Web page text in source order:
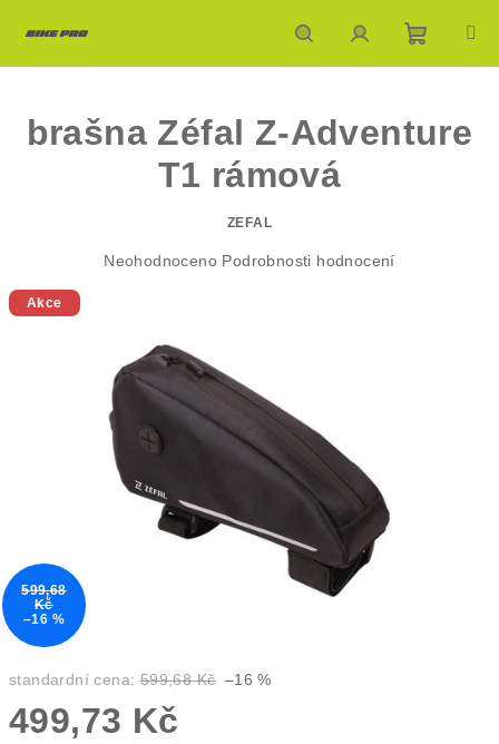
HledatPřihlášeníNákupní
košík
standardní cena: 599,68 Kč –16 %
499,73 Kč
brašna Zéfal Z-Adventure
T1 rámová
ZEFAL
Průměrné
5
hvězdiček.
Neohodnoceno Podrobnosti hodnocení
Akce
599,68
Kč
–16 %